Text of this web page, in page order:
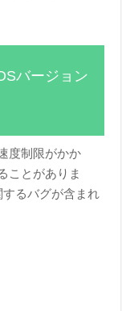
バージョン
度制限がかか
ことがありま
るバグが含まれ